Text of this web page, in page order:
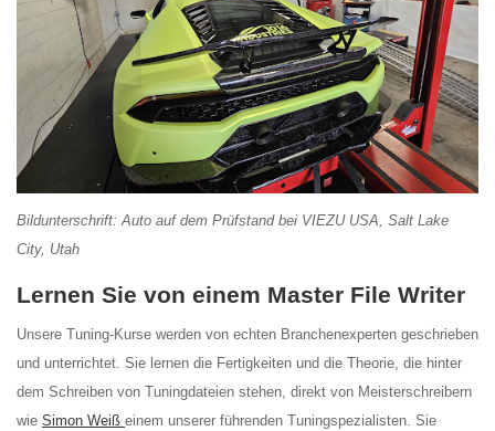
Bildunterschrift: Auto auf dem Prüfstand bei VIEZU USA, Salt Lake
City, Utah
Lernen Sie von einem Master File Writer
Unsere Tuning-Kurse werden von echten Branchenexperten geschrieben
und unterrichtet. Sie lernen die Fertigkeiten und die Theorie, die hinter
dem Schreiben von Tuningdateien stehen, direkt von Meisterschreibern
wie Simon Weiß einem unserer führenden Tuningspezialisten. Sie